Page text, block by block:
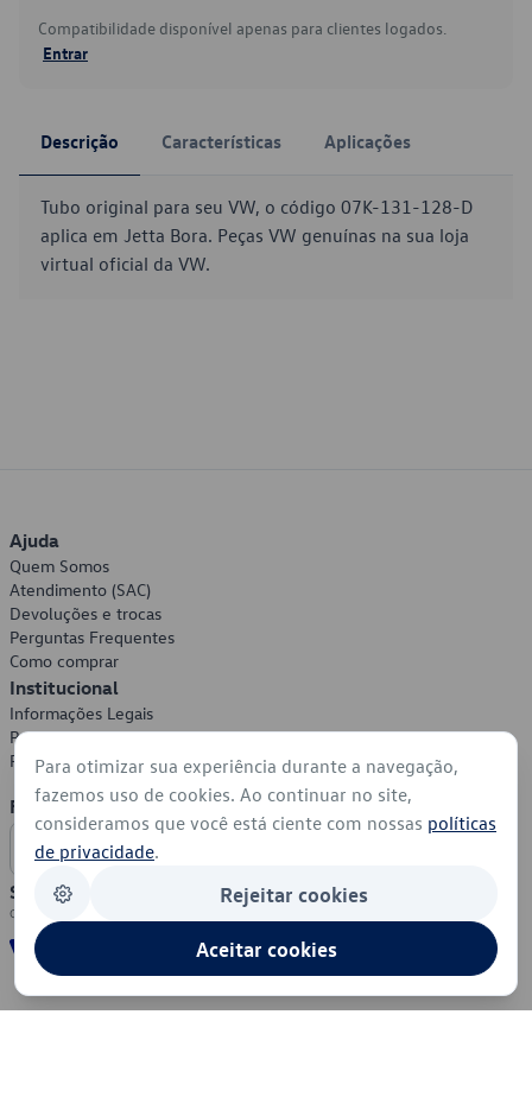
Compatibilidade disponível apenas para clientes logados.
Entrar
Descrição Características Aplicações
Tubo original para seu VW, o código 07K-131-128-D
aplica em Jetta Bora. Peças VW genuínas na sua loja
virtual oficial da VW.
Ajuda
Quem Somos
Atendimento (SAC)
Devoluções e trocas
Perguntas Frequentes
Como comprar
Institucional
Informações Legais
Política de Privacidade
Política de Cookies
Formas de Pagamento
Segurança
Para otimizar sua experiência durante a navegação,
fazemos uso de cookies. Ao continuar no site,
consideramos que você está ciente com nossas políticas
de privacidade.
Rejeitar cookies
Aceitar cookies